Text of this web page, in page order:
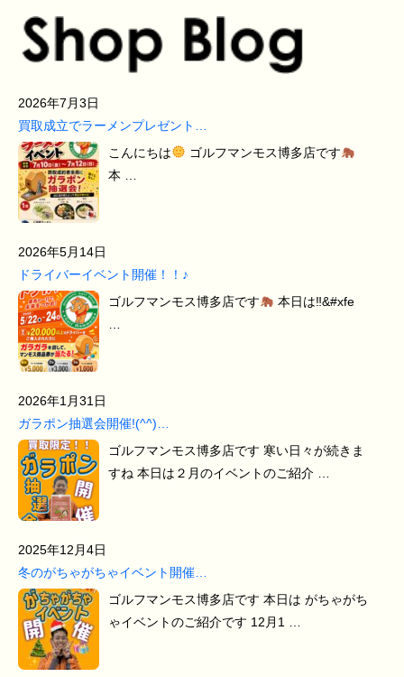
2026年7月3日
買取成立でラーメンプレゼント…
こんにちは
ゴルフマンモス博多店です
本 …
2026年5月14日
ドライバーイベント開催！！♪
ゴルフマンモス博多店です
本日は‼&#xfe
2026年1月31日
ガラポン抽選会開催!(^^)…
ゴルフマンモス博多店です 寒い日々が続きま
すね 本日は２月のイベントのご紹介 …
2025年12月4日
冬のがちゃがちゃイベント開催…
ゴルフマンモス博多店です 本日は がちゃがち
ゃイベントのご紹介です 12月1 …